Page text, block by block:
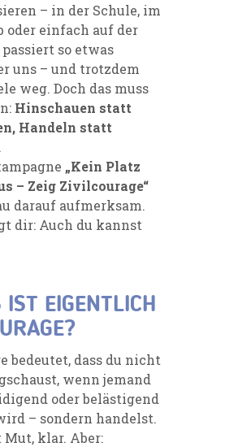
– in der Schule, im
oder einfach auf der
passiert so etwas
uns – und trotzdem
weg. Doch das muss
Hinschauen statt
Handeln statt
„Kein Platz
– Zeig Zivilcourage“
darauf aufmerksam.
dir: Auch du kannst
IST EIGENTLICH
bedeutet, dass du nicht
wenn jemand
oder belästigend
– sondern handelst.
Mut, klar. Aber: